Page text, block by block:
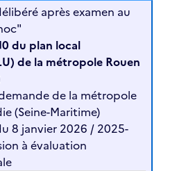
après examen au
du plan local
de la métropole Rouen
de la métropole
(Seine-Maritime)
8 janvier 2026 / 2025-
à évaluation